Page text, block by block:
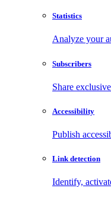
Statistics
Analyze your
Subscribers
Share
Accessibility
Publish
Link detection
Identify,